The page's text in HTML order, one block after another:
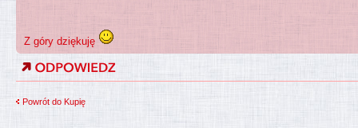
Z góry dziękuję
Powrót do Kupię